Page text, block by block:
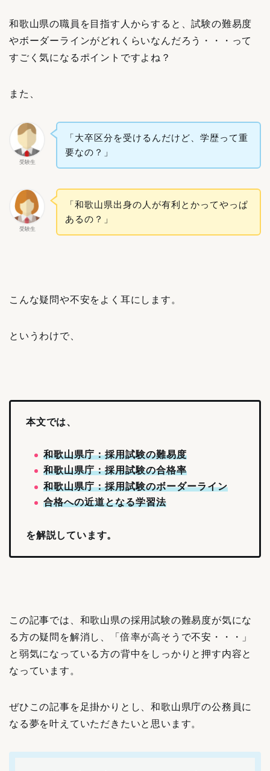
和歌山県の職員を目指す人からすると、試験の難易度
やボーダーラインがどれくらいなんだろう・・・って
すごく気になるポイントですよね？
また、
受験生
「大卒区分を受けるんだけど、学歴って重
要なの？」
受験生
「和歌山県出身の人が有利とかってやっぱ
あるの？」
こんな疑問や不安をよく耳にします。
というわけで、
本文では、
和歌山県庁：採用試験の難易度
和歌山県庁：採用試験の合格率
和歌山県庁：採用試験のボーダーライン
合格への近道となる学習法
を解説しています。
この記事では、和歌山県の採用試験の難易度が気にな
る方の疑問を解消し、「倍率が高そうで不安・・・」
と弱気になっている方の背中をしっかりと押す内容と
なっています。
ぜひこの記事を足掛かりとし、和歌山県庁の公務員に
なる夢を叶えていただきたいと思います。